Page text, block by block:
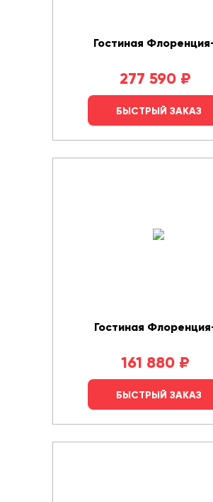
Гостиная
277 590 ₽
БЫСТРЫЙ ЗАКАЗ
Гостиная
161 880 ₽
БЫСТРЫЙ ЗАКАЗ